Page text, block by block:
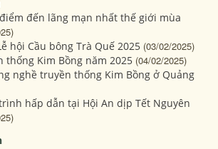
đến lãng mạn nhất thế giới mùa
hội Cầu bông Trà Quế 2025 (03/02/2025)
thống Kim Bồng năm 2025 (04/02/2025)
nghề truyền thống Kim Bồng ở Quảng
hấp dẫn tại Hội An dịp Tết Nguyên